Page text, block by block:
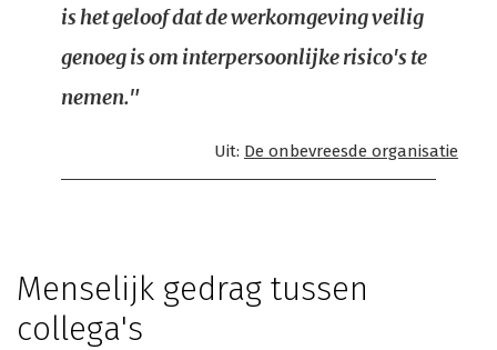
is het geloof dat de werkomgeving veilig
genoeg is om interpersoonlijke risico's te
nemen."
Uit: De onbevreesde organisatie
Menselijk gedrag tussen
collega's